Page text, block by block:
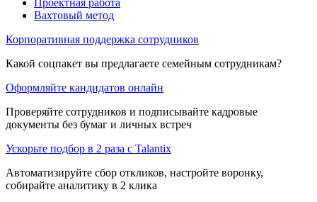
Вахтовый метод
Корпоративная поддержка сотрудников
Какой соцпакет вы предлагаете семейным сотрудникам?
Оформляйте кандидатов онлайн
Проверяйте сотрудников и подписывайте кадровые
документы без бумаг и личных встреч
Ускорьте подбор в 2 раза с Talantix
Автоматизируйте сбор откликов, настройте воронку,
собирайте аналитику в 2 клика